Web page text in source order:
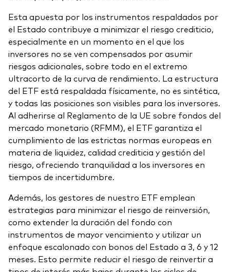
Esta apuesta por los instrumentos respaldados por
el Estado contribuye a minimizar el riesgo crediticio,
especialmente en un momento en el que los
inversores no se ven compensados por asumir
riesgos adicionales, sobre todo en el extremo
ultracorto de la curva de rendimiento. La estructura
del ETF está respaldada físicamente, no es sintética,
y todas las posiciones son visibles para los inversores.
Al adherirse al Reglamento de la UE sobre fondos del
mercado monetario (RFMM), el ETF garantiza el
cumplimiento de las estrictas normas europeas en
materia de liquidez, calidad crediticia y gestión del
riesgo, ofreciendo tranquilidad a los inversores en
tiempos de incertidumbre.
Además, los gestores de nuestro ETF emplean
estrategias para minimizar el riesgo de reinversión,
como extender la duración del fondo con
instrumentos de mayor vencimiento y utilizar un
enfoque escalonado con bonos del Estado a 3, 6 y 12
meses. Esto permite reducir el riesgo de reinvertir a